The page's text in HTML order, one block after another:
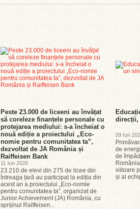
Peste 23.000 de liceeni au învățat
să coreleze finanțele personale cu
protejarea mediului: s-a încheiat o
nouă ediție a proiectului „Eco-
nomie pentru comunitatea ta”,
dezvoltat de JA România și
Raiffeisen Bank
11 Iun 2026
23.210 de elevi din 275 de licee din
întreaga țară au participat la ediția din
acest an a proiectului „Eco-nomie
pentru comunitatea ta”, organizat de
Junior Achievement (JA) România, cu
sprijinul Raiffeisen...
direcții,
09 Iun
de
de
viitoare
și al